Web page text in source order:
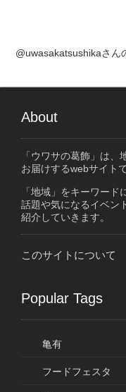
@uwasakatsushikaさん
About
「ウワサの葛飾」は
お届けするwebサイトで
「地域」をキーワー
話題や気になるイベン
紹介していきます。
このサイトについて
Popular Tags
亀有
フードフェスタ